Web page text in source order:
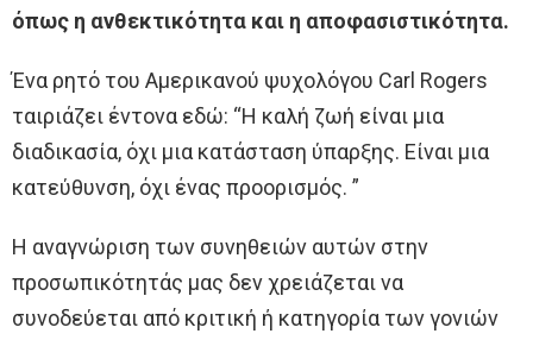
όπως η ανθεκτικότητα και η αποφασιστικότητα.
Ένα ρητό του Αμερικανού ψυχολόγου Carl Rogers
ταιριάζει έντονα εδώ: “Η καλή ζωή είναι μια
διαδικασία, όχι μια κατάσταση ύπαρξης. Είναι μια
κατεύθυνση, όχι ένας προορισμός. ”
Η αναγνώριση των συνηθειών αυτών στην
προσωπικότητάς μας δεν χρειάζεται να
συνοδεύεται από κριτική ή κατηγορία των γονιών